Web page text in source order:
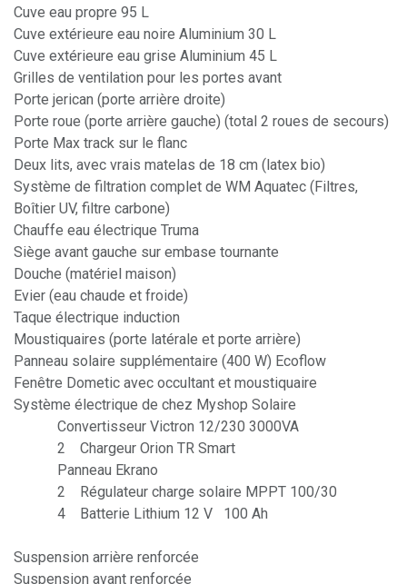
Cuve eau propre 95 L
Cuve extérieure eau noire Aluminium 30 L
Cuve extérieure eau grise Aluminium 45 L
Grilles de ventilation pour les portes avant
Porte jerican (porte arrière droite)
Porte roue (porte arrière gauche) (total 2 roues de secours)
Porte Max track sur le flanc
Deux lits, avec vrais matelas de 18 cm (latex bio)
Système de filtration complet de WM Aquatec (Filtres,
Boîtier UV, filtre carbone)
Chauffe eau électrique Truma
Siège avant gauche sur embase tournante
Douche (matériel maison)
Evier (eau chaude et froide)
Taque électrique induction
Moustiquaires (porte latérale et porte arrière)
Panneau solaire supplémentaire (400 W) Ecoflow
Fenêtre Dometic avec occultant et moustiquaire
Système électrique de chez Myshop Solaire
Convertisseur Victron 12/230 3000VA
2 Chargeur Orion TR Smart
Panneau Ekrano
2 Régulateur charge solaire MPPT 100/30
4 Batterie Lithium 12 V 100 Ah
Suspension arrière renforcée
Suspension avant renforcée